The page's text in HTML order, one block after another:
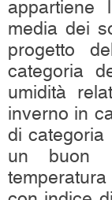
appartiene
media dei
progetto
categoria
umidità
inverno in
di categoria
un buon